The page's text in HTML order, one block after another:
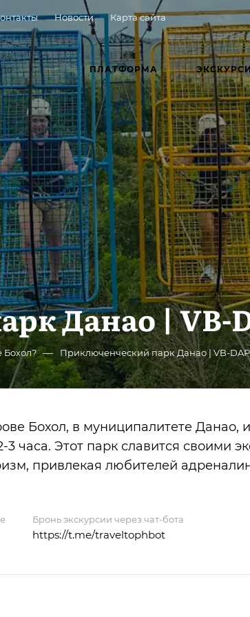
Новости Карта сайта
ПЛАТФОРМА
Данао | VB-
Бохол? — Приключенческий парк Данао | VB-DAP
Бохол, в муниципалитете Данао,
часа. Этот парк славится своими
привлекая любителей
Бронь экскурсии через чат-бота
https://t.me/traveltophbot